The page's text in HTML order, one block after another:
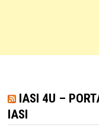
IASI 4U –
IASI